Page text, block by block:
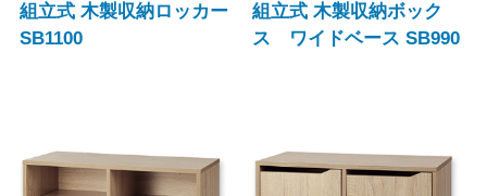
組立式 木製収納ロッカー
SB1100
組立式 木製収納ボック
ス ワイドベース SB990